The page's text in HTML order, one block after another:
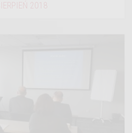
SIERPIEŃ 2018